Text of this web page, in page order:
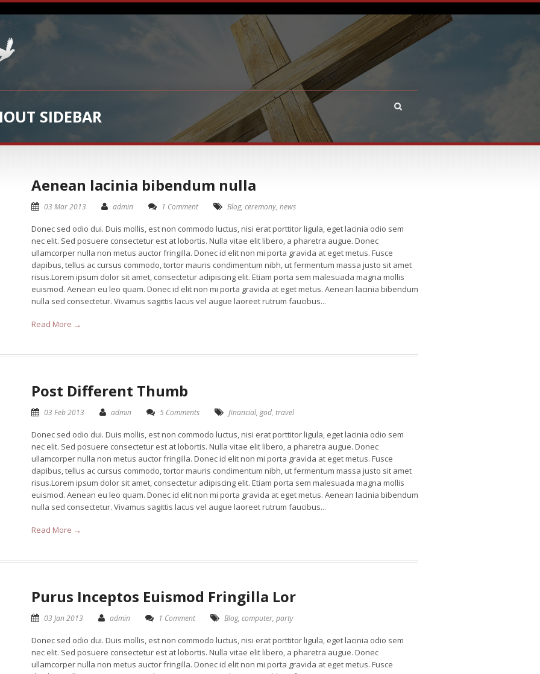
SIDEBAR
Aenean lacinia bibendum nulla
03 Mar 2013 admin 1 Comment Blog, ceremony, news
Donec sed odio dui. Duis mollis, est non commodo luctus, nisi erat porttitor ligula, eget lacinia odio sem
nec elit. Sed posuere consectetur est at lobortis. Nulla vitae elit libero, a pharetra augue. Donec
ullamcorper nulla non metus auctor fringilla. Donec id elit non mi porta gravida at eget metus. Fusce
dapibus, tellus ac cursus commodo, tortor mauris condimentum nibh, ut fermentum massa justo sit amet
risus.Lorem ipsum dolor sit amet, consectetur adipiscing elit. Etiam porta sem malesuada magna mollis
euismod. Aenean eu leo quam. Donec id elit non mi porta gravida at eget metus. Aenean lacinia bibendum
nulla sed consectetur. Vivamus sagittis lacus vel augue laoreet rutrum faucibus...
Read More →
Post Different Thumb
03 Feb 2013 admin 5 Comments financial, god, travel
Donec sed odio dui. Duis mollis, est non commodo luctus, nisi erat porttitor ligula, eget lacinia odio sem
nec elit. Sed posuere consectetur est at lobortis. Nulla vitae elit libero, a pharetra augue. Donec
ullamcorper nulla non metus auctor fringilla. Donec id elit non mi porta gravida at eget metus. Fusce
dapibus, tellus ac cursus commodo, tortor mauris condimentum nibh, ut fermentum massa justo sit amet
risus.Lorem ipsum dolor sit amet, consectetur adipiscing elit. Etiam porta sem malesuada magna mollis
euismod. Aenean eu leo quam. Donec id elit non mi porta gravida at eget metus. Aenean lacinia bibendum
nulla sed consectetur. Vivamus sagittis lacus vel augue laoreet rutrum faucibus...
Read More →
Purus Inceptos Euismod Fringilla Lor
03 Jan 2013 admin 1 Comment Blog, computer, party
Donec sed odio dui. Duis mollis, est non commodo luctus, nisi erat porttitor ligula, eget lacinia odio sem
nec elit. Sed posuere consectetur est at lobortis. Nulla vitae elit libero, a pharetra augue. Donec
ullamcorper nulla non metus auctor fringilla. Donec id elit non mi porta gravida at eget metus. Fusce